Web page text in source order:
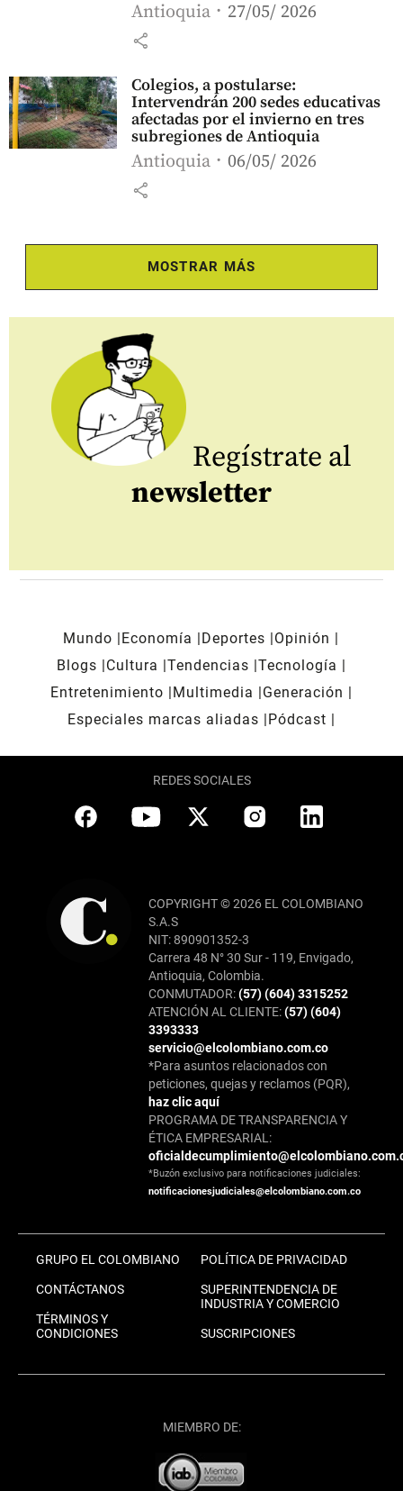
Antioquia 27/05/ 2026
share
Colegios, a postularse:
Intervendrán 200 sedes educativas
afectadas por el invierno en tres
subregiones de Antioquia
Antioquia 06/05/ 2026
share
MOSTRAR MÁS
Regístrate al
newsletter
Mundo Economía Deportes
Opinión
Blogs
Cultura Tendencias Tecnología
Entretenimiento
Multimedia
Generación
Especiales marcas aliadas
Pódcast
REDES SOCIALES
COPYRIGHT © 2026 EL COLOMBIANO
S.A.S
NIT: 890901352-3
Carrera 48 N° 30 Sur - 119, Envigado,
Antioquia, Colombia.
CONMUTADOR:(57) (604) 3315252
ATENCIÓN AL CLIENTE:(57) (604)
3393333
servicio@elcolombiano.com.co
*Para asuntos relacionados con
peticiones, quejas y reclamos (PQR),
haz clic aquí
PROGRAMA DE TRANSPARENCIA Y
ÉTICA EMPRESARIAL:
*Buzón exclusivo para notificaciones judiciales:
notificacionesjudiciales@elcolombiano.com.co
GRUPO EL COLOMBIANO
CONTÁCTANOS
TÉRMINOS Y
CONDICIONES
POLÍTICA DE PRIVACIDAD
SUPERINTENDENCIA DE
INDUSTRIA Y COMERCIO
SUSCRIPCIONES
MIEMBRO DE: